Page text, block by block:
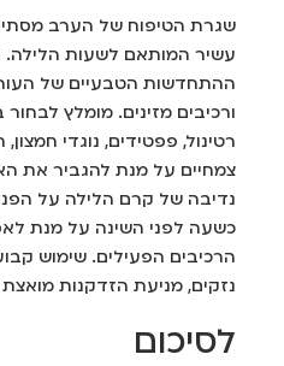
שגרת הטיפוח של הערב
עשיר המותאם לשעות הלילה.
ההתחדשות הטבעיים של
ורכיבים מזינים. מומלץ לבחור
רטינול, פפטידים, נוגדי חמצון,
צמחיים על מנת להגביר את
נדיבה של קרם הלילה על הפנים
כשעה לפני השינה על מנת
הרכיבים הפעילים. שימוש
נזקים, מניעת הזדקנות מואצת
לסיכום